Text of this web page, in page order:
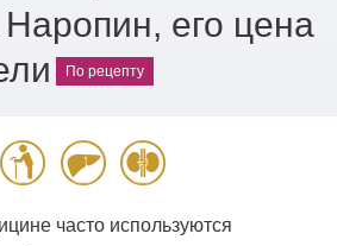
его цена
По рецепту
часто используются